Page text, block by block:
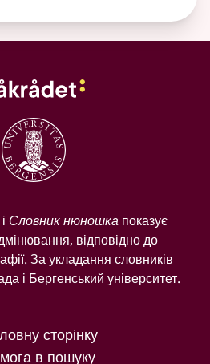
Словник нюношкапоказує
відповідно до
За укладання словників
і Бергенський університет.
сторінку
в пошуку